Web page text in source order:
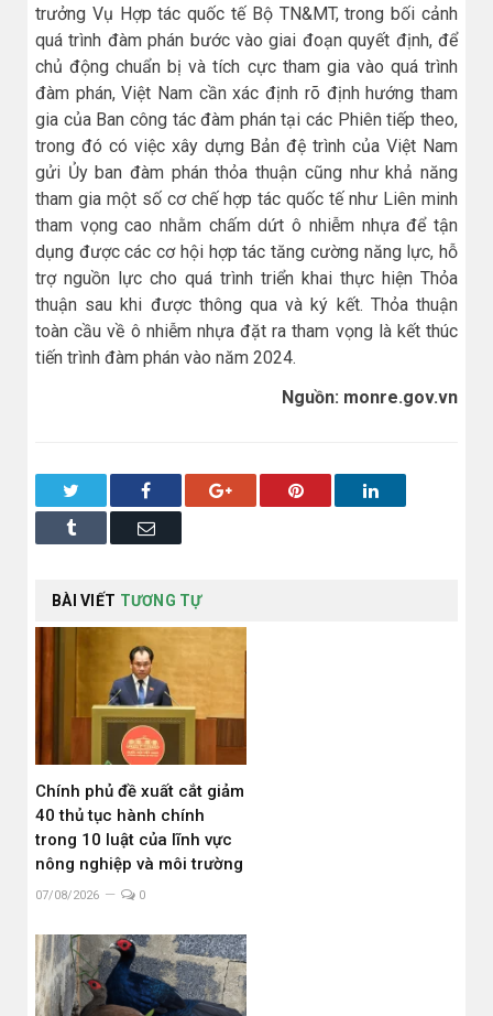
trưởng Vụ Hợp tác quốc tế Bộ TN&MT, trong bối cảnh
quá trình đàm phán bước vào giai đoạn quyết định, để
chủ động chuẩn bị và tích cực tham gia vào quá trình
đàm phán, Việt Nam cần xác định rõ định hướng tham
gia của Ban công tác đàm phán tại các Phiên tiếp theo,
trong đó có việc xây dựng Bản đệ trình của Việt Nam
gửi Ủy ban đàm phán thỏa thuận cũng như khả năng
tham gia một số cơ chế hợp tác quốc tế như Liên minh
tham vọng cao nhằm chấm dứt ô nhiễm nhựa để tận
dụng được các cơ hội hợp tác tăng cường năng lực, hỗ
trợ nguồn lực cho quá trình triển khai thực hiện Thỏa
thuận sau khi được thông qua và ký kết. Thỏa thuận
toàn cầu về ô nhiễm nhựa đặt ra tham vọng là kết thúc
tiến trình đàm phán vào năm 2024.
Nguồn: monre.gov.vn
Facebook Google+ Pinterest LinkedIn
Tumblr Email
BÀI VIẾT TƯƠNG TỰ
Chính phủ đề xuất cắt giảm
40 thủ tục hành chính
trong 10 luật của lĩnh vực
nông nghiệp và môi trường
07/08/2026 0